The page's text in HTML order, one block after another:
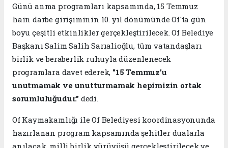
Günü anma programları kapsamında, 15 Temmuz
hain darbe girişiminin 10. yıl dönümünde Of'ta gün
boyu çeşitli etkinlikler gerçekleştirilecek. Of Belediye
Başkanı Salim Salih Sarıalioğlu, tüm vatandaşları
birlik ve beraberlik ruhuyla düzenlenecek
programlara davet ederek, "15 Temmuz'u
unutmamak ve unutturmamak hepimizin ortak
sorumluluğudur." dedi.
Of Kaymakamlığı ile Of Belediyesi koordinasyonunda
hazırlanan program kapsamında şehitler dualarla
anılacak, milli birlik yürüyüşü gerçekleştirilecek ve